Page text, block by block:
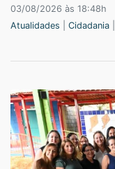
03/08/2026 às 18:48h
Atualidades
Cidadania